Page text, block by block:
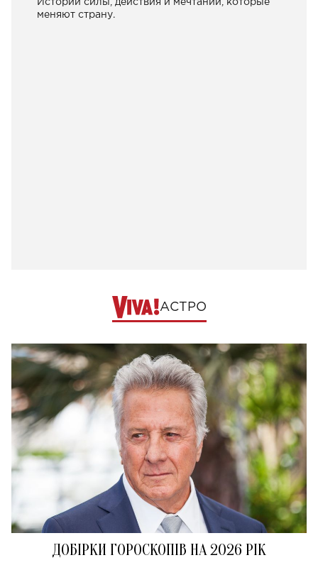
Истории силы, действия и мечтаний, которые
меняют страну.
АСТРО
ДОБІРКИ ГОРОСКОПІВ НА 2026 РІК